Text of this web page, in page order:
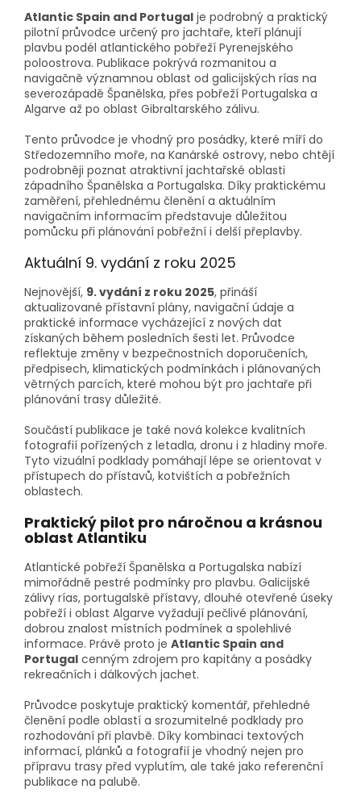
Atlantic Spain and Portugal je podrobný a praktický
pilotní průvodce určený pro jachtaře, kteří plánují
plavbu podél atlantického pobřeží Pyrenejského
poloostrova. Publikace pokrývá rozmanitou a
navigačně významnou oblast od galicijských rías na
severozápadě Španělska, přes pobřeží Portugalska a
Algarve až po oblast Gibraltarského zálivu.
Tento průvodce je vhodný pro posádky, které míří do
Středozemního moře, na Kanárské ostrovy, nebo chtějí
podrobněji poznat atraktivní jachtařské oblasti
západního Španělska a Portugalska. Díky praktickému
zaměření, přehlednému členění a aktuálním
navigačním informacím představuje důležitou
pomůcku při plánování pobřežní i delší přeplavby.
Aktuální 9. vydání z roku 2025
Nejnovější, 9. vydání z roku 2025, přináší
aktualizované přístavní plány, navigační údaje a
praktické informace vycházející z nových dat
získaných během posledních šesti let. Průvodce
reflektuje změny v bezpečnostních doporučeních,
předpisech, klimatických podmínkách i plánovaných
větrných parcích, které mohou být pro jachtaře při
plánování trasy důležité.
Součástí publikace je také nová kolekce kvalitních
fotografií pořízených z letadla, dronu i z hladiny moře.
Tyto vizuální podklady pomáhají lépe se orientovat v
přístupech do přístavů, kotvištích a pobřežních
oblastech.
Praktický pilot pro náročnou a krásnou
oblast Atlantiku
Atlantické pobřeží Španělska a Portugalska nabízí
mimořádně pestré podmínky pro plavbu. Galicijské
zálivy rías, portugalské přístavy, dlouhé otevřené úseky
pobřeží i oblast Algarve vyžadují pečlivé plánování,
dobrou znalost místních podmínek a spolehlivé
informace. Právě proto je Atlantic Spain and
Portugal cenným zdrojem pro kapitány a posádky
rekreačních i dálkových jachet.
Průvodce poskytuje praktický komentář, přehledné
členění podle oblastí a srozumitelné podklady pro
rozhodování při plavbě. Díky kombinaci textových
informací, plánků a fotografií je vhodný nejen pro
přípravu trasy před vyplutím, ale také jako referenční
publikace na palubě.